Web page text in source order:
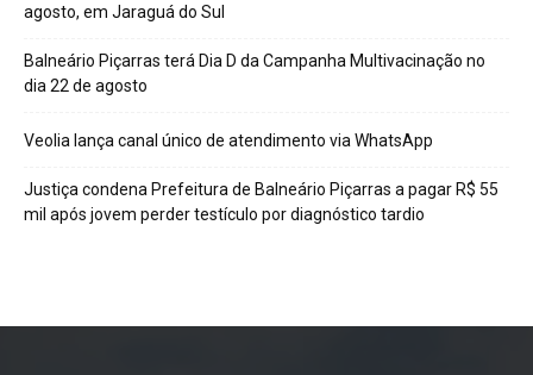
agosto, em Jaraguá do Sul
Balneário Piçarras terá Dia D da Campanha Multivacinação no
dia 22 de agosto
Veolia lança canal único de atendimento via WhatsApp
Justiça condena Prefeitura de Balneário Piçarras a pagar R$ 55
mil após jovem perder testículo por diagnóstico tardio